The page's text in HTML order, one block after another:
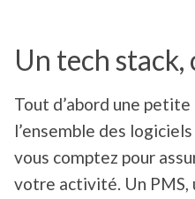
Un tech stack,
Tout d’abord une
l’ensemble des
vous comptez pour
votre activité. Un PMS,